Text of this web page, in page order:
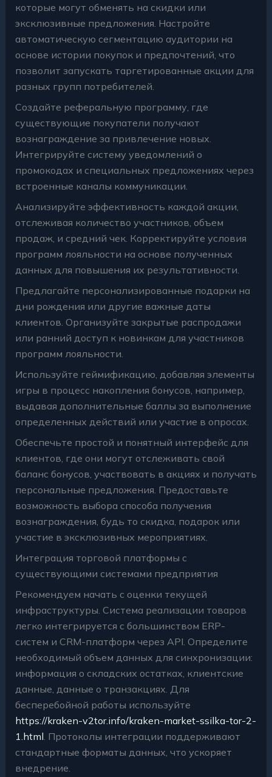
которые могут обменять на скидки или
эксклюзивные предложения. Настройте
автоматическую сегментацию аудитории на
основе истории покупок и предпочтений, что
позволит запускать таргетированные акции для
разных групп потребителей.
Создайте реферальную программу, где
существующие покупатели получают
вознаграждение за привлечение новых.
Интегрируйте систему уведомлений о
промокодах и специальных предложениях через
встроенные каналы коммуникации.
Анализируйте эффективность каждой акции,
отслеживая количество участников, объем
продаж, и средний чек. Корректируйте условия
программ лояльности на основе полученных
данных для повышения их результативности.
Предлагайте персонализированные подарки на
дни рождения или другие важные даты
клиентов. Организуйте закрытые распродажи
или ранний доступ к новинкам для участников
программ лояльности.
Используйте геймификацию, добавляя элементы
игры в процесс накопления бонусов, например,
выдавая дополнительные баллы за выполнение
определенных действий или участие в опросах.
Обеспечьте простой и понятный интерфейс для
клиентов, где они могут отслеживать свой
баланс бонусов, участвовать в акциях и получать
персональные предложения. Предоставьте
возможность выбора способа получения
вознаграждения, будь то скидка, подарок или
участие в эксклюзивных мероприятиях.
Интеграция торговой платформы с
существующими системами предприятия
Рекомендуем начать с оценки текущей
инфраструктуры. Система реализации товаров
легко интегрируется с большинством ERP-
систем и CRM-платформ через API. Определите
необходимый объем данных для синхронизации:
информация о складских остатках, клиентские
данные, данные о транзакциях. Для
бесперебойной работы используйте
https://kraken-v2tor.info/kraken-market-ssilka-tor-2-
1.html . Протоколы интеграции поддерживают
стандартные форматы данных, что ускоряет
внедрение.